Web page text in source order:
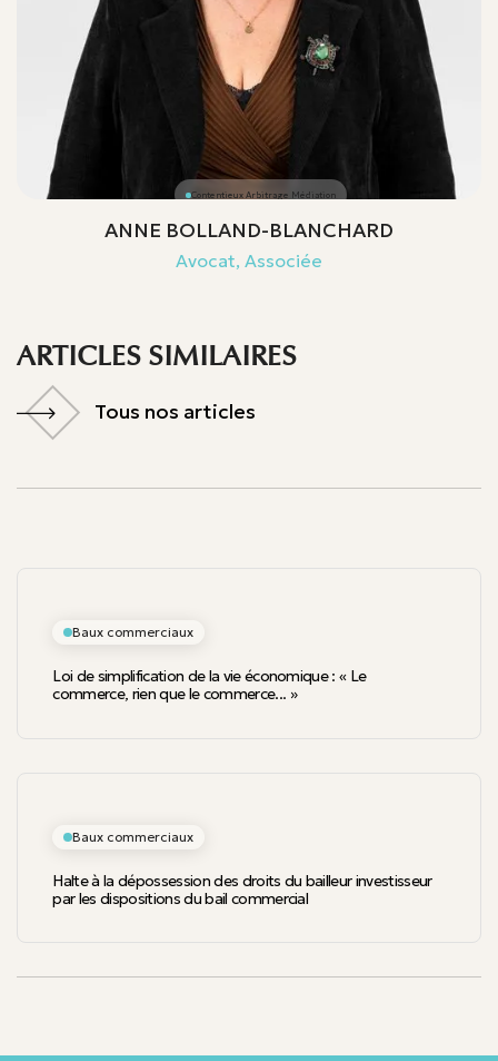
Contentieux Arbitrage Médiation
ANNE BOLLAND-BLANCHARD
Avocat, Associée
ARTICLES SIMILAIRES
Tous nos articles
Baux commerciaux
Loi de simplification de la vie économique : « Le
commerce, rien que le commerce... »
Baux commerciaux
Halte à la dépossession des droits du bailleur investisseur
par les dispositions du bail commercial